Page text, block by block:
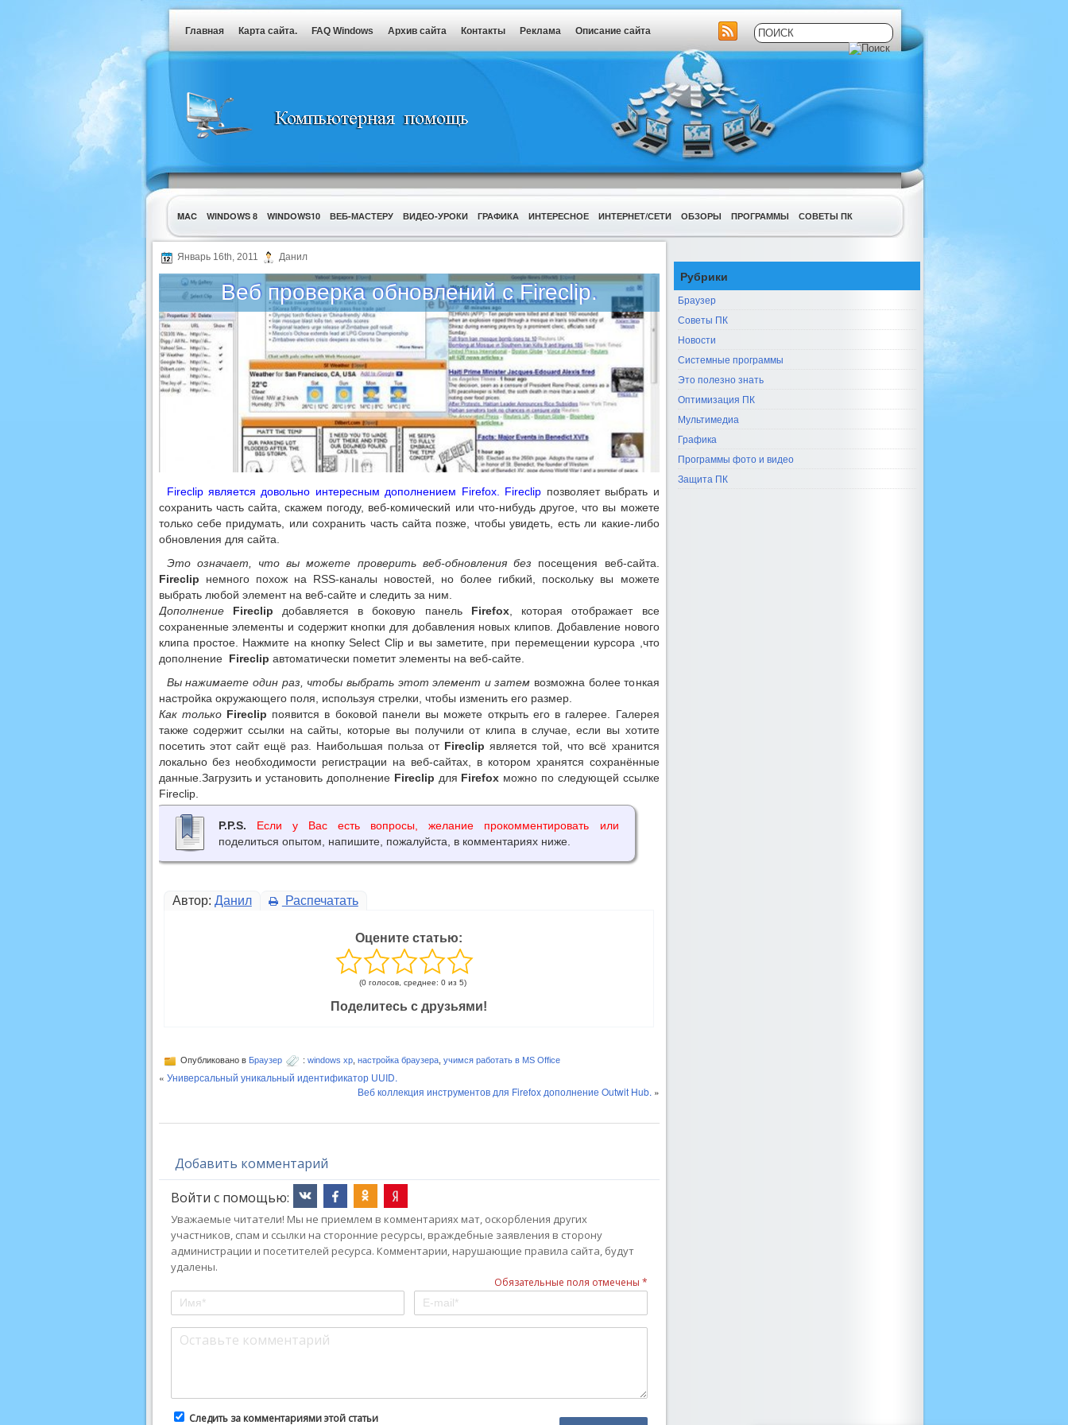
Главная Карта сайта. FAQ Windows Архив сайта Контакты Реклама Описание сайта
MAC WINDOWS 8 WINDOWS10 ВЕБ-МАСТЕРУ ВИДЕО-УРОКИ ГРАФИКА ИНТЕРЕСНОЕ ИНТЕРНЕТ/СЕТИ ОБЗОРЫ ПРОГРАММЫ СОВЕТЫ ПК
УТИЛИТЫ
Январь 16th, 2011 Данил
Веб проверка обновлений с Fireclip.
Fireclip является довольно интересным дополнением Firefox. Fireclip позволяет выбрать и
сохранить часть сайта, скажем погоду, веб-комический или что-нибудь другое, что вы можете
только себе придумать, или сохранить часть сайта позже, чтобы увидеть, есть ли какие-либо
обновления для сайта.
Это означает, что вы можете проверить веб-обновления без посещения веб-сайта.
Fireclip немного похож на RSS-каналы новостей, но более гибкий, поскольку вы можете
выбрать любой элемент на веб-сайте и следить за ним.
Дополнение
Fireclip добавляется в боковую панель Firefox, которая отображает все
сохраненные элементы и содержит кнопки для добавления новых клипов. Добавление нового
клипа простое. Нажмите на кнопку Select Clip и вы заметите, при перемещении курсора ,что
дополнение Fireclip автоматически пометит элементы на веб-сайте.
Вы нажимаете один раз, чтобы выбрать этот элемент и затем возможна более тонкая
настройка окружающего поля, используя стрелки, чтобы изменить его размер.
Как только Fireclip появится в боковой панели вы можете открыть его в галерее. Галерея
также содержит ссылки на сайты, которые вы получили от клипа в случае, если вы хотите
посетить этот сайт ещё раз. Наибольшая польза от Fireclip является той, что всё хранится
локально без необходимости регистрации на веб-сайтах, в котором хранятся сохранённые
данные.Загрузить и установить дополнение Fireclip для Firefox можно по следующей ссылке
Fireclip.
P.P.S.
Если у Вас есть вопросы, желание прокомментировать или
поделиться опытом, напишите, пожалуйста, в комментариях ниже.
Автор: Данил Распечатать
Оцените статью:
(0 голосов, среднее: 0 из 5)
Поделитесь с друзьями!
Опубликовано в Браузер : windows xp, настройка браузера, учимся работать в MS Office
« Универсальный уникальный идентификатор UUID.
Веб коллекция инструментов для Firefox дополнение Outwit Hub. »
Добавить комментарий
Войти с помощью:
Уважаемые читатели! Мы не приемлем в комментариях мат, оскорбления других
участников, спам и ссылки на сторонние ресурсы, враждебные заявления в сторону
администрации и посетителей ресурса. Комментарии, нарушающие правила сайта, будут
удалены.
Обязательные поля отмечены *
Следить за комментариями этой статьи
Рубрики
Браузер
Советы ПК
Новости
Системные программы
Это полезно знать
Оптимизация ПК
Мультимедиа
Графика
Программы фото и видео
Защита ПК